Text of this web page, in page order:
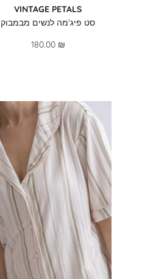
VINTAGE PETALS
סט פיג'מה לנשים מבמבוק
180.00 ₪